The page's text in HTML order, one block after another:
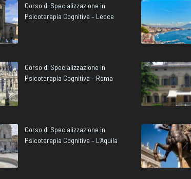
Corso di Specializzazione in
Psicoterapia Cognitiva – Lecce
Corso di Specializzazione in
Psicoterapia Cognitiva – Roma
Corso di Specializzazione in
Psicoterapia Cognitiva – L’Aquila